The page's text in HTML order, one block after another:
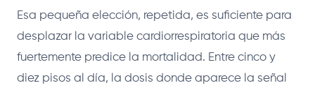
Esa pequeña elección, repetida, es suficiente para
desplazar la variable cardiorrespiratoria que más
fuertemente predice la mortalidad. Entre cinco y
diez pisos al día, la dosis donde aparece la señal